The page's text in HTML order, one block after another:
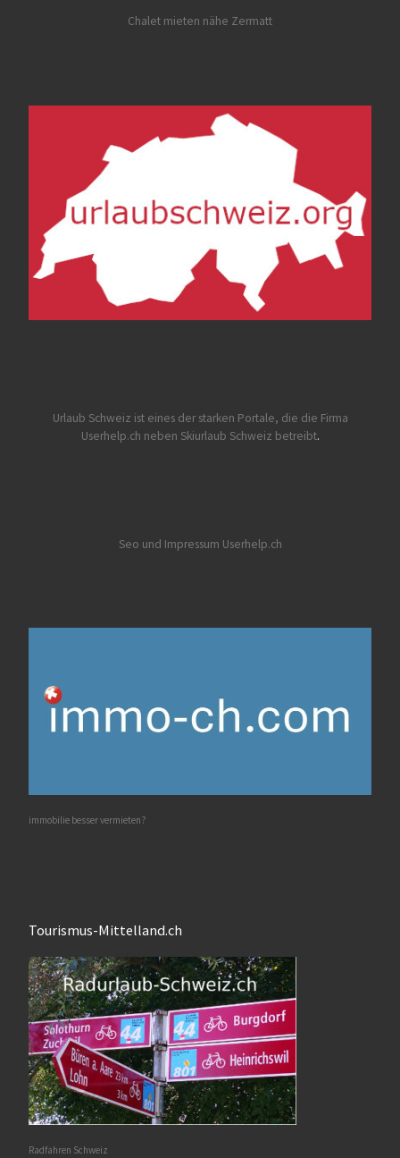
Chalet mieten nähe Zermatt
Urlaub Schweiz ist eines der starken Portale, die die Firma
Userhelp.ch neben Skiurlaub Schweiz betreibt.
Seo und Impressum Userhelp.ch
immobilie besser vermieten?
Tourismus-Mittelland.ch
Radfahren Schweiz